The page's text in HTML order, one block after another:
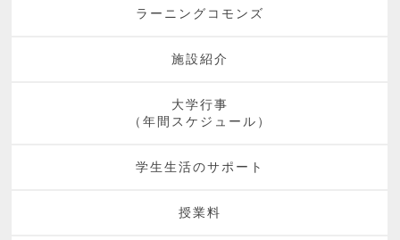
ラーニングコモンズ
施設紹介
大学行事
（年間スケジュール）
学生生活のサポート
授業料